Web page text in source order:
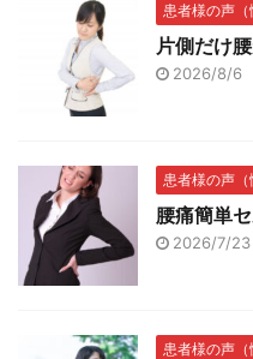
患者様の声（
片側だけ
2026/8/6
患者様の声（
腰痛簡単
2026/7/23
患者様の声（